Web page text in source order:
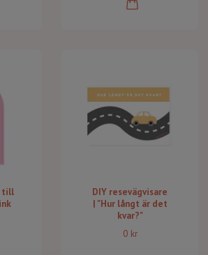
till
DIY resevägvisare
| "Hur långt är det
kvar?"
0 kr